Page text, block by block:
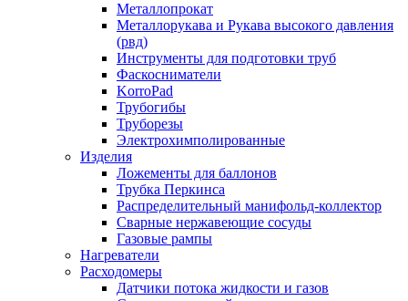
Металлопрокат
Металлорукава и Рукава высокого давления
(рвд)
Инструменты для подготовки труб
Фаскосниматели
KorroPad
Трубогибы
Труборезы
Электрохимполированные
Изделия
Ложементы для баллонов
Трубка Перкинса
Распределительный манифольд-коллектор
Сварные нержавеющие сосуды
Газовые рампы
Нагреватели
Расходомеры
Датчики потока жидкости и газов